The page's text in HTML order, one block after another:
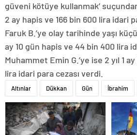
güveni kötüye kullanmak’
2 ay hapis ve 166 bin 600 lira idari
Faruk B.’ye olay tarihinde yaşı
ay 10 gün hapis ve 44 bin 400 lira
Muhammet Emin G.’ye ise 2 yıl 1
lira idari para cezası verdi.
Altınlar Dükkan Gün İbrahim